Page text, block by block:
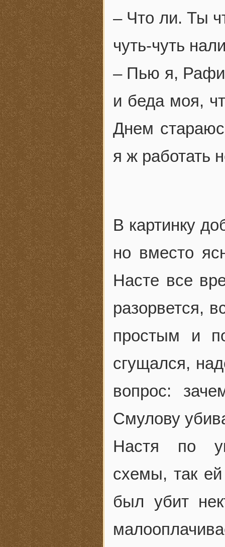
– Что ли. Ты
чуть-чуть
– Пью я,
и беда моя,
Днем
я ж работать
В картинку
но вместо
Насте все
разорвется,
простым и
сгущался,
вопрос:
Смулову
Настя по
схемы, так
был убит